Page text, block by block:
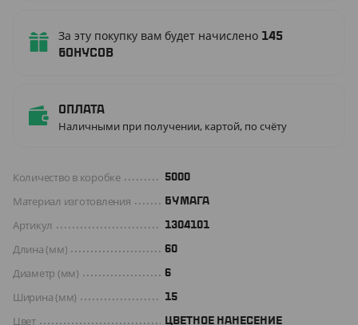
За эту покупку вам будет начислено 145
бонусов
Оплата
Наличными при получении, картой, по счёту
Количество в коробке 5000
Материал изготовления БУМАГА
Артикул 1304101
Длина (мм) 60
Диаметр (мм) 6
Ширина (мм) 15
Цвет ЦВЕТНОЕ НАНЕСЕНИЕ